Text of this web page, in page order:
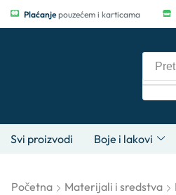
Plaćanjepouzećem i karticama
Svi proizvodi Boje i lakovi
Početna Materijali i sredstva